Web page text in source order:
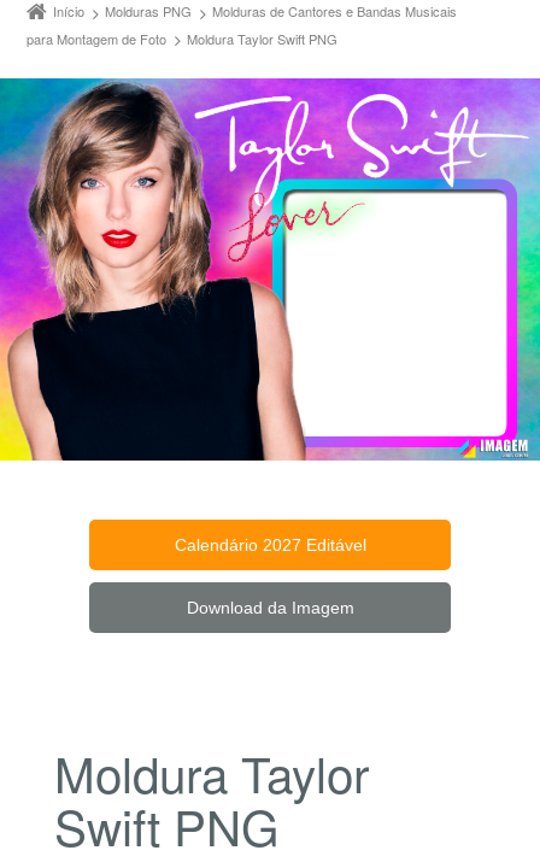
Início Molduras PNG
Molduras de Cantores e Bandas Musicais
para Montagem de Foto
Moldura Taylor Swift PNG
Calendário 2027 Editável
Download da Imagem
Moldura Taylor
Swift PNG